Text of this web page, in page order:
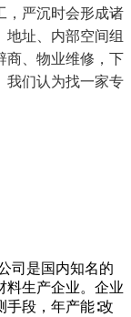
，严沉时会形成诸
地址、内部空间组
商、物业维修，下
我们认为找一家专
司是国内知名的
料生产企业。企业
段，年产能∶改